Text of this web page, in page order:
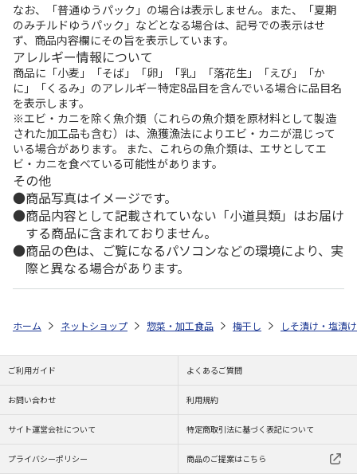
なお、「普通ゆうパック」の場合は表示しません。また、「夏期
のみチルドゆうパック」などとなる場合は、記号での表示はせ
ず、商品内容欄にその旨を表示しています。
アレルギー情報について
商品に「小麦」「そば」「卵」「乳」「落花生」「えび」「か
に」「くるみ」のアレルギー特定8品目を含んでいる場合に品目名
を表示します。
※エビ・カニを除く魚介類（これらの魚介類を原材料として製造
された加工品も含む）は、漁獲漁法によりエビ・カニが混じって
いる場合があります。 また、これらの魚介類は、エサとしてエ
ビ・カニを食べている可能性があります。
その他
商品写真はイメージです。
商品内容として記載されていない「小道具類」はお届け
する商品に含まれておりません。
商品の色は、ご覧になるパソコンなどの環境により、実
際と異なる場合があります。
ホーム ネットショップ 惣菜・加工食品 梅干し しそ漬け・塩漬
ご利用ガイド よくあるご質問
お問い合わせ 利用規約
サイト運営会社について 特定商取引法に基づく表記について
プライバシーポリシー 商品のご提案はこちら